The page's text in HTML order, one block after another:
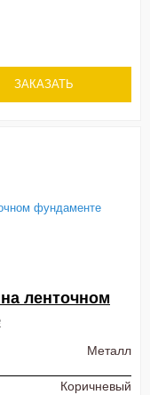
ЗАКАЗАТЬ
ленточном
Металл
Коричневый